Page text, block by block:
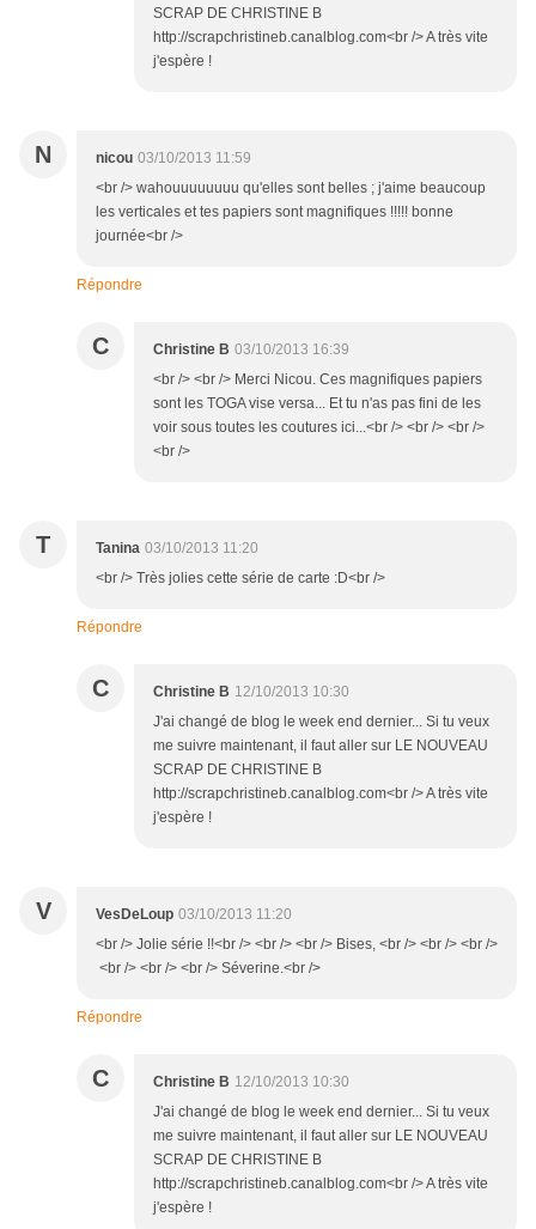
SCRAP DE CHRISTINE B
http://scrapchristineb.canalblog.com<br /> A très vite
j'espère !
N nicou 03/10/2013 11:59
<br /> wahouuuuuuuu qu'elles sont belles ; j'aime beaucoup
les verticales et tes papiers sont magnifiques !!!!! bonne
journée<br />
Répondre
C Christine B 03/10/2013 16:39
<br /> <br /> Merci Nicou. Ces magnifiques papiers
sont les TOGA vise versa... Et tu n'as pas fini de les
voir sous toutes les coutures ici...<br /> <br /> <br />
<br />
T Tanina 03/10/2013 11:20
<br /> Très jolies cette série de carte :D<br />
Répondre
C Christine B 12/10/2013 10:30
J'ai changé de blog le week end dernier... Si tu veux
me suivre maintenant, il faut aller sur LE NOUVEAU
SCRAP DE CHRISTINE B
http://scrapchristineb.canalblog.com<br /> A très vite
j'espère !
V VesDeLoup 03/10/2013 11:20
<br /> Jolie série !!<br /> <br /> <br /> Bises, <br /> <br /> <br />
<br /> <br /> <br /> Séverine.<br />
Répondre
C Christine B 12/10/2013 10:30
J'ai changé de blog le week end dernier... Si tu veux
me suivre maintenant, il faut aller sur LE NOUVEAU
SCRAP DE CHRISTINE B
http://scrapchristineb.canalblog.com<br /> A très vite
j'espère !